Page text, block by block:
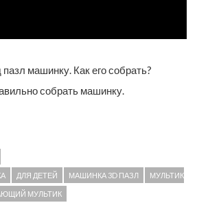
пазл машинку. Как его собрать?
собрать машинку.
ДЛЯ ДЕТЕЙ МАШИНКА 3D ПАЗЛ МУЛЬТИК
МУЛЬТИК